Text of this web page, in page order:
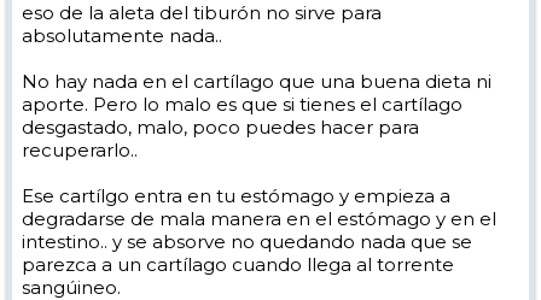
eso de la aleta del tiburón no sirve para
absolutamente nada..
No hay nada en el cartílago que una buena dieta ni
aporte. Pero lo malo es que si tienes el cartílago
desgastado, malo, poco puedes hacer para
recuperarlo..
Ese cartílgo entra en tu estómago y empieza a
degradarse de mala manera en el estómago y en el
intestino.. y se absorve no quedando nada que se
parezca a un cartílago cuando llega al torrente
sangúineo.